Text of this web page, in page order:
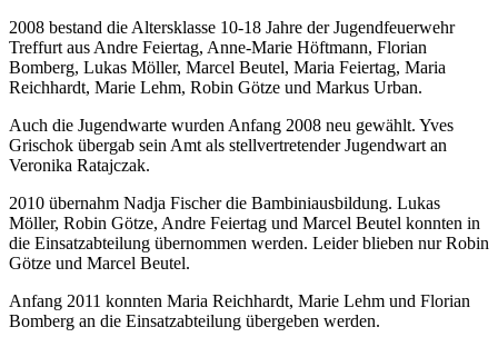
2008 bestand die Altersklasse 10-18 Jahre der Jugendfeuerwehr
Treffurt aus Andre Feiertag, Anne-Marie Höftmann, Florian
Bomberg, Lukas Möller, Marcel Beutel, Maria Feiertag, Maria
Reichhardt, Marie Lehm, Robin Götze und Markus Urban.
Auch die Jugendwarte wurden Anfang 2008 neu gewählt. Yves
Grischok übergab sein Amt als stellvertretender Jugendwart an
Veronika Ratajczak.
2010 übernahm Nadja Fischer die Bambiniausbildung. Lukas
Möller, Robin Götze, Andre Feiertag und Marcel Beutel konnten in
die Einsatzabteilung übernommen werden. Leider blieben nur Robin
Götze und Marcel Beutel.
Anfang 2011 konnten Maria Reichhardt, Marie Lehm und Florian
Bomberg an die Einsatzabteilung übergeben werden.